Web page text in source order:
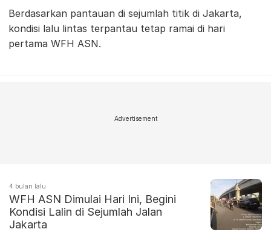
Berdasarkan pantauan di sejumlah titik di Jakarta,
kondisi lalu lintas terpantau tetap ramai di hari
pertama WFH ASN.
Advertisement
4 bulan lalu
WFH ASN Dimulai Hari Ini, Begini
Kondisi Lalin di Sejumlah Jalan
Jakarta